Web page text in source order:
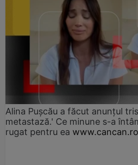
Alina Pușcău a făcut anunțul
metastază.' Ce minune s-a
rugat pentru ea www.cancan.ro